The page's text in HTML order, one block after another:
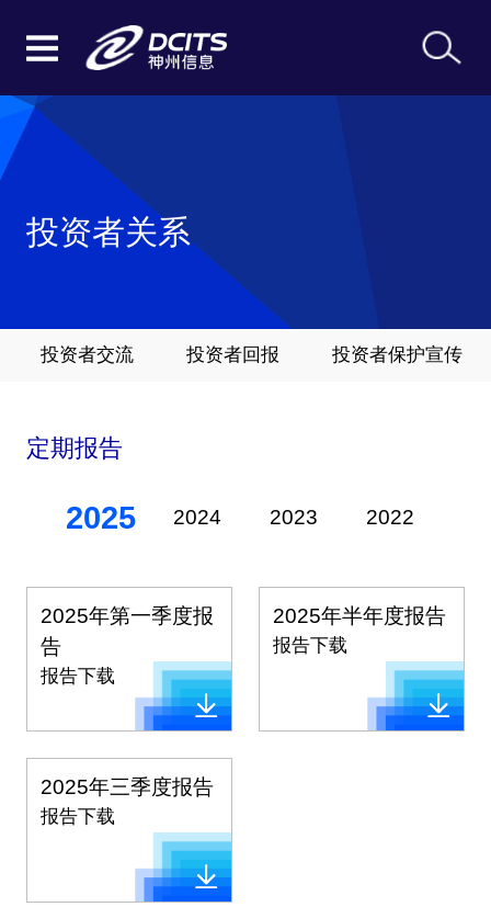
投资者关系
投资者交流 投资者回报 投资者保护宣传
定期报告
2025 2024 2023 2022
2025年第一季度报
告
报告下载
2025年半年度报告
报告下载
2025年三季度报告
报告下载